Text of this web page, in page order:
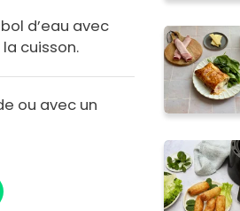
d’eau avec
cuisson.
ou avec un